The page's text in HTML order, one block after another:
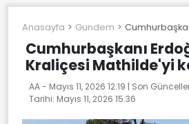
Anasayfa Gundem
Cumhurbaşkanı
Kraliçesi Mathilde'yi
AA - Mayıs 11, 2026 12:19 | Son
Tarihi: Mayıs 11, 2026 15:36